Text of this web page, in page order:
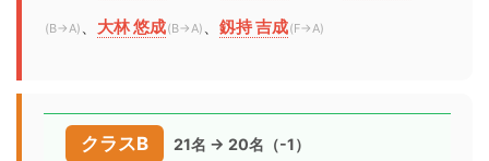
(B→A) 、 大林 悠成(B→A) 、 釼持 吉成(F→A)
クラスB 21名 → 20名（-1）